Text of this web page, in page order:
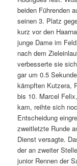
beiden Führenden
seinen 3. Platz
kurz vor den
junge Dame im
nach dem
verbesserte sie
gar um 0.5
kämpften Kutzera,
bis 10. Marcel
kam, reihte sich
Entscheidung
zweitletzte Runde
Dienst versagte.
der an zweiter
junior Rennen der